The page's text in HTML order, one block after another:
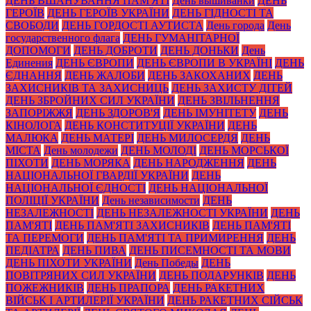
ГЕРОЇВ ДЕНЬ ГЕРОЇВ УКРАЇНИ ДЕНЬ ГІДНОСТІ ТА
СВОБОДИ ДЕНЬ ГОРДОСТІ АУТИСТА День города День
государственного флага ДЕНЬ ГУМАНІТАРНОЇ
ДОПОМОГИ ДЕНЬ ДОБРОТИ ДЕНЬ ДОНЬКИ День
Единения ДЕНЬ ЄВРОПИ ДЕНЬ ЄВРОПИ В УКРАЇНІ ДЕНЬ
ЄДНАННЯ ДЕНЬ ЖАЛОБИ ДЕНЬ ЗАКОХАНИХ ДЕНЬ
ЗАХИСНИКІВ ТА ЗАХИСНИЦЬ ДЕНЬ ЗАХИСТУ ДІТЕЙ
ДЕНЬ ЗБРОЙНИХ СИЛ УКРАЇНИ ДЕНЬ ЗВІЛЬНЕННЯ
ЗАПОРІЖЖЯ ДЕНЬ ЗДОРОВ'Я ДЕНЬ ІМУНІТЕТУ ДЕНЬ
КІНОЛОГА ДЕНЬ КОНСТИТУЦІЇ УКРАЇНИ ДЕНЬ
МАЛЮКА ДЕНЬ МАТЕРІ ДЕНЬ МИЛОСЕРДЯ ДЕНЬ
МІСТА День молодежи ДЕНЬ МОЛОДІ ДЕНЬ МОРСЬКОЇ
ПІХОТИ ДЕНЬ МОРЯКА ДЕНЬ НАРОДЖЕННЯ ДЕНЬ
НАЦІОНАЛЬНОЇ ГВАРДІЇ УКРАЇНИ ДЕНЬ
НАЦІОНАЛЬНОЇ ЄДНОСТІ ДЕНЬ НАЦІОНАЛЬНОЇ
ПОЛІЦІЇ УКРАЇНИ День независимости ДЕНЬ
НЕЗАЛЕЖНОСТІ ДЕНЬ НЕЗАЛЕЖНОСТІ УКРАЇНИ ДЕНЬ
ПАМ'ЯТІ ДЕНЬ ПАМ'ЯТІ ЗАХИСНИКІВ ДЕНЬ ПАМ'ЯТІ
ТА ПЕРЕМОГИ ДЕНЬ ПАМ'ЯТІ ТА ПРИМИРЕННЯ ДЕНЬ
ПЕДІАТРА ДЕНЬ ПИВА ДЕНЬ ПИСЕМНОСТІ ТА МОВИ
ДЕНЬ ПІХОТИ УКРАЇНИ День Победы ДЕНЬ
ПОВІТРЯНИХ СИЛ УКРАЇНИ ДЕНЬ ПОДАРУНКІВ ДЕНЬ
ПОЖЕЖНИКІВ ДЕНЬ ПРАПОРА ДЕНЬ РАКЕТНИХ
ВІЙСЬК І АРТИЛЕРІЇ УКРАЇНИ ДЕНЬ РАКЕТНИХ СІЙСЬК